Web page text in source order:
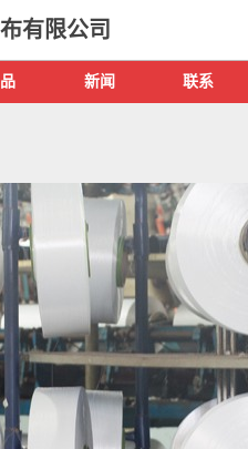
有限公司
新闻 联系